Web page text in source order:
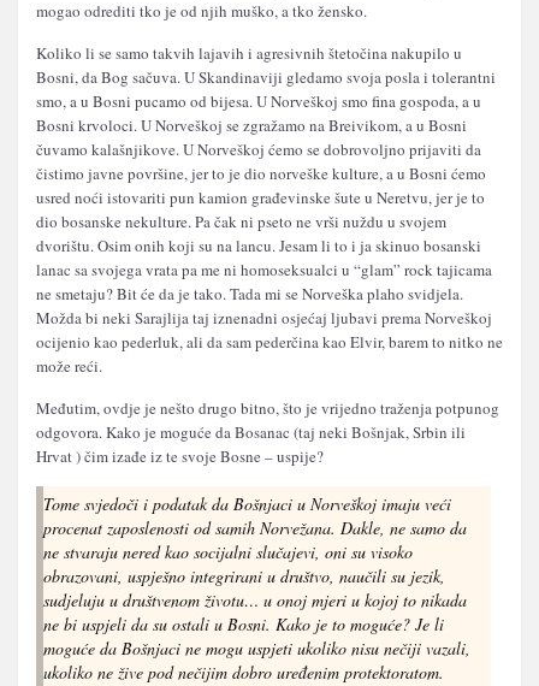
mogao odrediti tko je od njih muško, a tko žensko.
Koliko li se samo takvih lajavih i agresivnih štetočina nakupilo u
Bosni, da Bog sačuva. U Skandinaviji gledamo svoja posla i tolerantni
smo, a u Bosni pucamo od bijesa. U Norveškoj smo fina gospoda, a u
Bosni krvoloci. U Norveškoj se zgražamo na Breivikom, a u Bosni
čuvamo kalašnjikove. U Norveškoj ćemo se dobrovoljno prijaviti da
čistimo javne površine, jer to je dio norveške kulture, a u Bosni ćemo
usred noći istovariti pun kamion građevinske šute u Neretvu, jer je to
dio bosanske nekulture. Pa čak ni pseto ne vrši nuždu u svojem
dvorištu. Osim onih koji su na lancu. Jesam li to i ja skinuo bosanski
lanac sa svojega vrata pa me ni homoseksualci u “glam” rock tajicama
ne smetaju? Bit će da je tako. Tada mi se Norveška plaho svidjela.
Možda bi neki Sarajlija taj iznenadni osjećaj ljubavi prema Norveškoj
ocijenio kao pederluk, ali da sam pederčina kao Elvir, barem to nitko ne
može reći.
Međutim, ovdje je nešto drugo bitno, što je vrijedno traženja potpunog
odgovora. Kako je moguće da Bosanac (taj neki Bošnjak, Srbin ili
Hrvat ) čim izađe iz te svoje Bosne – uspije?
Tome svjedoči i podatak da Bošnjaci u Norveškoj imaju veći
procenat zaposlenosti od samih Norvežana. Dakle, ne samo da
ne stvaraju nered kao socijalni slučajevi, oni su visoko
obrazovani, uspješno integrirani u društvo, naučili su jezik,
sudjeluju u društvenom životu… u onoj mjeri u kojoj to nikada
ne bi uspjeli da su ostali u Bosni. Kako je to moguće? Je li
moguće da Bošnjaci ne mogu uspjeti ukoliko nisu nečiji vazali,
ukoliko ne žive pod nečijim dobro uređenim protektoratom.